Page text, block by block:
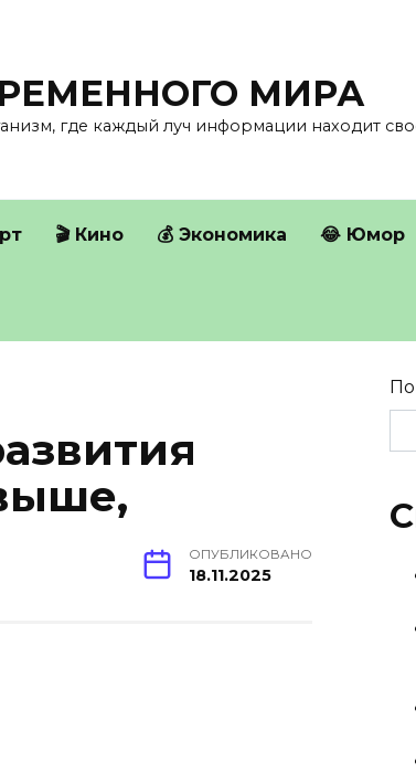
МИРА
где каждый луч информации находит
🎬 Кино 💰 Экономика 😂 Юмор
ОПУБЛИКОВАНО
18.11.2025